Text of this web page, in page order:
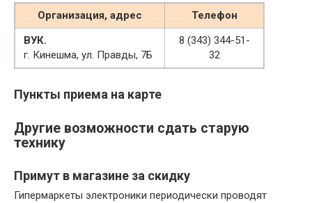
Организация, адрес
Телефон
ВУК.
г. Кинешма, ул. Правды, 7Б
8 (343) 344-51-
32
Пункты приема на карте
Другие возможности сдать старую
технику
Примут в магазине за скидку
Гипермаркеты электроники периодически проводят